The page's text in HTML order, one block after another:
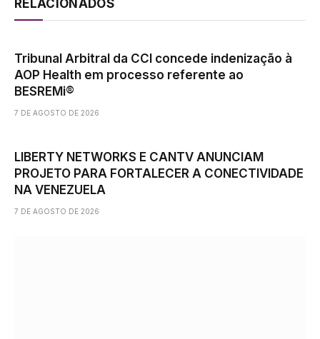
RELACIONADOS
Tribunal Arbitral da CCI concede indenização à
AOP Health em processo referente ao
BESREMi®
7 DE AGOSTO DE 2026
LIBERTY NETWORKS E CANTV ANUNCIAM
PROJETO PARA FORTALECER A CONECTIVIDADE
NA VENEZUELA
7 DE AGOSTO DE 2026